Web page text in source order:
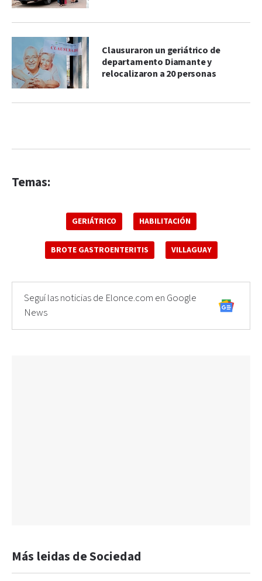
Clausuraron un geriátrico de
departamento Diamante y
relocalizaron a 20 personas
Temas:
GERIÁTRICO HABILITACIÓN
BROTE GASTROENTERITIS VILLAGUAY
Seguí las noticias de Elonce.com en Google
News
Más leidas de Sociedad